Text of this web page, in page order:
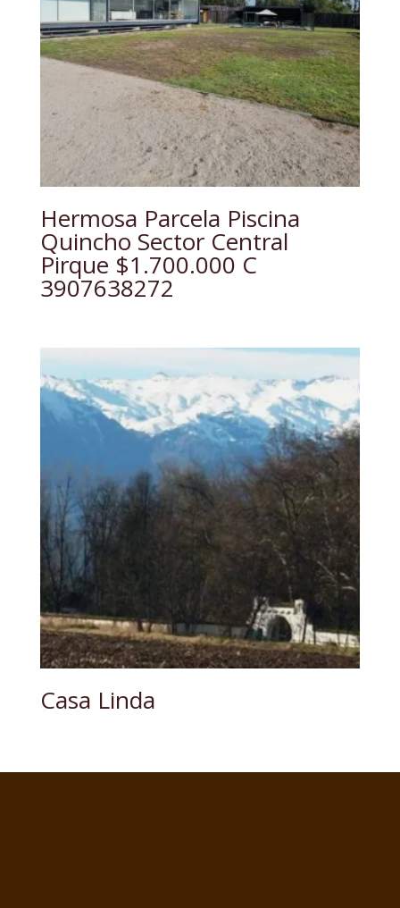
Hermosa Parcela Piscina
Quincho Sector Central
Pirque $1.700.000 C
3907638272
Casa Linda